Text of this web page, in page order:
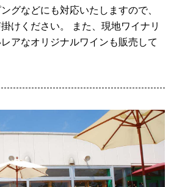
グなどにも対応いたしますので、
けください。 また、現地ワイナリ
アなオリジナルワインも販売して